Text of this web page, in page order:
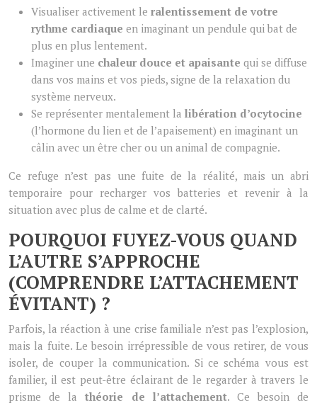
Visualiser activement le ralentissement de votre
rythme cardiaque en imaginant un pendule qui bat de
plus en plus lentement.
Imaginer une chaleur douce et apaisante qui se diffuse
dans vos mains et vos pieds, signe de la relaxation du
système nerveux.
Se représenter mentalement la libération d’ocytocine
(l’hormone du lien et de l’apaisement) en imaginant un
câlin avec un être cher ou un animal de compagnie.
Ce refuge n’est pas une fuite de la réalité, mais un abri
temporaire pour recharger vos batteries et revenir à la
situation avec plus de calme et de clarté.
POURQUOI FUYEZ-VOUS QUAND
L’AUTRE S’APPROCHE
(COMPRENDRE L’ATTACHEMENT
ÉVITANT) ?
Parfois, la réaction à une crise familiale n’est pas l’explosion,
mais la fuite. Le besoin irrépressible de vous retirer, de vous
isoler, de couper la communication. Si ce schéma vous est
familier, il est peut-être éclairant de le regarder à travers le
prisme de lathéorie de l’attachement. Ce besoin de